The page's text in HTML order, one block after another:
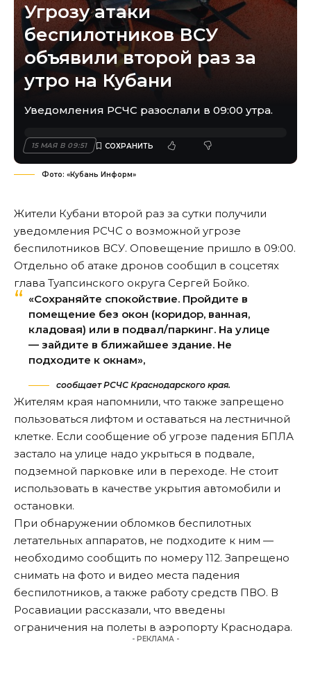
Угрозу атаки
беспилотников ВСУ
объявили второй раз за
утро на Кубани
Уведомления РСЧС разослали в 09:00 утра.
15 МАЯ В 09:51
Фото: «Кубань Информ»
Жители Кубани второй раз за сутки получили
уведомления РСЧС о возможной угрозе
беспилотников ВСУ. Оповещение пришло в 09:00.
Отдельно об атаке дронов сообщил в соцсетях
глава Туапсинского округа Сергей Бойко.
«Сохраняйте спокойствие. Пройдите в
помещение без окон (коридор, ванная,
кладовая) или в подвал/паркинг. На улице
— зайдите в ближайшее здание. Не
подходите к окнам»,
сообщает РСЧС Краснодарского края.
Жителям края напомнили, что также запрещено
пользоваться лифтом и оставаться на лестничной
клетке. Если сообщение об угрозе падения БПЛА
застало на улице надо укрыться в подвале,
подземной парковке или в переходе. Не стоит
использовать в качестве укрытия автомобили и
остановки.
При обнаружении обломков беспилотных
летательных аппаратов, не подходите к ним —
необходимо сообщить по номеру 112. Запрещено
снимать на фото и видео места падения
беспилотников, а также работу средств ПВО. В
Росавиации рассказали, что введены
ограничения на полеты в аэропорту Краснодара.
- РЕКЛАМА -